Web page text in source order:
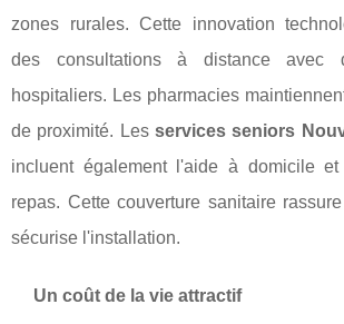
zones rurales. Cette innovation
des consultations à distance avec
hospitaliers. Les pharmacies
de proximité. Les services seniors
incluent également l'aide à domicile
repas. Cette couverture sanitaire
sécurise l'installation.
Un coût de la vie attractif